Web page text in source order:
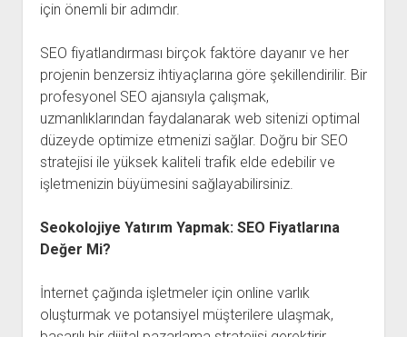
için önemli bir adımdır.
SEO fiyatlandırması birçok faktöre dayanır ve her
projenin benzersiz ihtiyaçlarına göre şekillendirilir. Bir
profesyonel SEO ajansıyla çalışmak,
uzmanlıklarından faydalanarak web sitenizi optimal
düzeyde optimize etmenizi sağlar. Doğru bir SEO
stratejisi ile yüksek kaliteli trafik elde edebilir ve
işletmenizin büyümesini sağlayabilirsiniz.
Seokolojiye Yatırım Yapmak: SEO Fiyatlarına
Değer Mi?
İnternet çağında işletmeler için online varlık
oluşturmak ve potansiyel müşterilere ulaşmak,